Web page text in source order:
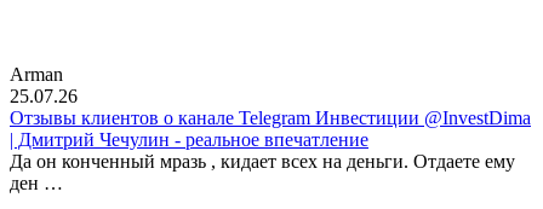
Arman
25.07.26
Отзывы клиентов о канале Telegram Инвестиции @InvestDima
| Дмитрий Чечулин - реальное впечатление
Да он конченный мразь , кидает всех на деньги. Отдаете ему
ден …